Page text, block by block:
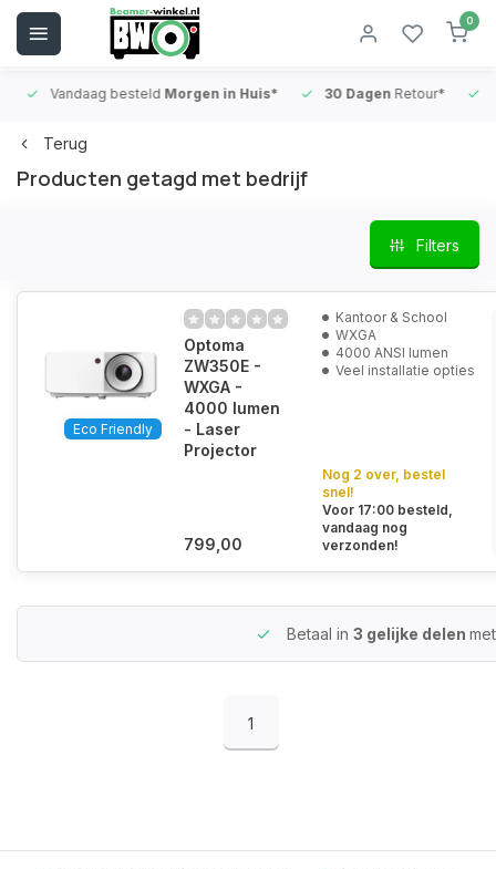
0
Vandaag besteldMorgen in Huis* 30 DagenRetour*
Terug
Producten getagd met bedrijf
Filters
Eco Friendly
Optoma
ZW350E -
WXGA -
4000 lumen
- Laser
Projector
799,00
Kantoor & School
WXGA
4000 ANSI lumen
Veel installatie opties
Nog 2 over, bestel
snel!
Voor 17:00 besteld,
vandaag nog
verzonden!
Betaal in 3 gelijke delen
1